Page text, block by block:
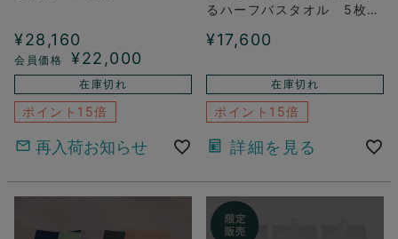
¥28,160
¥22,000
在庫切れ
ポイント15倍
再入荷お知らせ
るハーフバスタオル 5枚
¥17,600
在庫切れ
ポイント15倍
詳細を見る